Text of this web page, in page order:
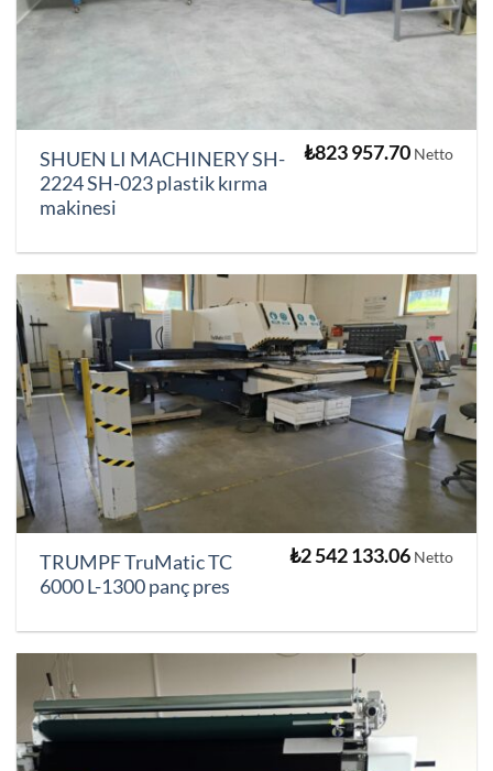
SHUEN LI MACHINERY SH-
2224 SH-023 plastik kırma
makinesi
₺823 957.70 Netto
TRUMPF TruMatic TC
6000 L-1300 panç pres
₺2 542 133.06 Netto